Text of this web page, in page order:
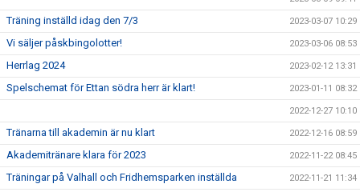
Träning inställd idag den 7/3 2023-03-07 10:29
Vi säljer påskbingolotter! 2023-03-06 08:53
Herrlag 2024 2023-02-12 13:31
Spelschemat för Ettan södra herr är klart! 2023-01-11 08:32
2022-12-27 10:10
Tränarna till akademin är nu klart 2022-12-16 08:59
Akademitränare klara för 2023 2022-11-22 08:45
Träningar på Valhall och Fridhemsparken inställda 2022-11-21 11:34